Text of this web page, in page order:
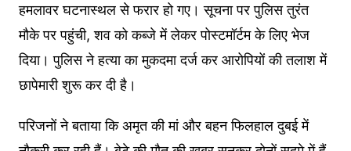
हमलावर घटनास्थल से फरार हो गए। सूचना पर पुलिस तुरंत
मौके पर पहुंची, शव को कब्जे में लेकर पोस्टमॉर्टम के लिए भेज
दिया। पुलिस ने हत्या का मुकदमा दर्ज कर आरोपियों की तलाश में
छापेमारी शुरू कर दी है।
परिजनों ने बताया कि अमृत की मां और बहन फिलहाल दुबई में